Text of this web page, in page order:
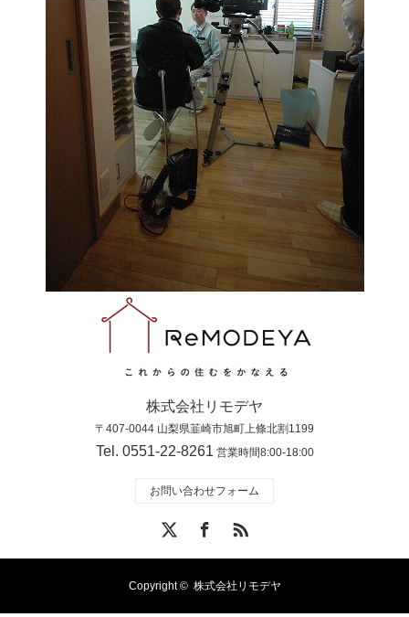
株式会社リモデヤ
〒407-0044 山梨県韮崎市旭町上條北割1199
Tel. 0551-22-8261営業時間8:00-18:00
お問い合わせフォーム
RSS
Copyright © 株式会社リモデヤ